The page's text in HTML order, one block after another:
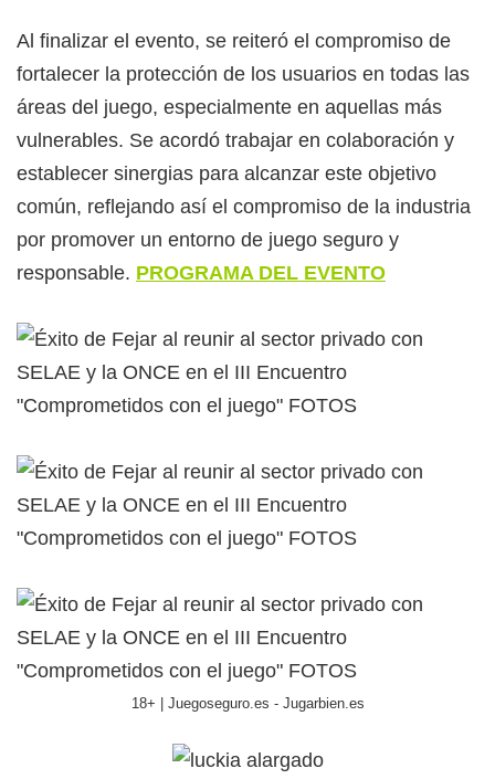
Al finalizar el evento, se reiteró el compromiso de
fortalecer la protección de los usuarios en todas las
áreas del juego, especialmente en aquellas más
vulnerables. Se acordó trabajar en colaboración y
establecer sinergias para alcanzar este objetivo
común, reflejando así el compromiso de la industria
por promover un entorno de juego seguro y
responsable. PROGRAMA DEL EVENTO
18+ | Juegoseguro.es - Jugarbien.es